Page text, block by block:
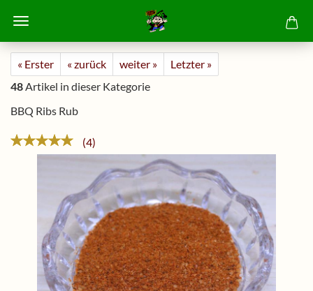
« Erster « zurück weiter »
Letzter »
48Artikel in dieser Kategorie
BBQ Ribs Rub
4